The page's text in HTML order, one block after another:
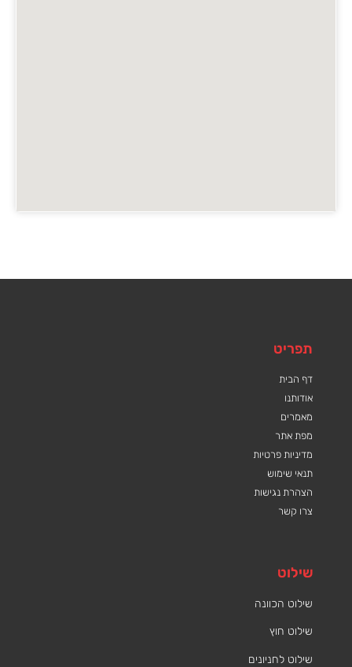
תפריט
דף הבית
אודותנו
מאמרים
מפת אתר
מדיניות פרטיות
תנאי שימוש
הצהרת נגישות
צרו קשר
שילוט
שילוט הכוונה
שילוט חוץ
שילוט לחניונים